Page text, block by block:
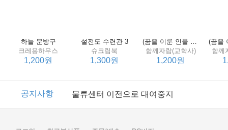
하늘 문방구
크레용하우스
1,200원
설전도 수련관 3
슈크림북
1,300원
(꿈을 이룬 인물 탐구 2) 제인 구달
함께자람(교학사)
1,200원
함께
이벤트 2017년 리브피아 여름방학 참고서 이벤트
공지사항 물류센터 이전으로 대여중지